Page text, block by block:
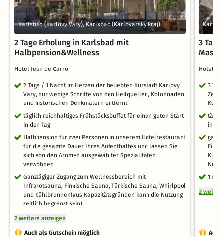
Karlsbad (Karlovy Vary), Karlsbad (Karlovarský kraj)
2 Tage Erholung in Karlsbad mit
Halbpension&Wellness
Hotel Jean de Carro
2 Tage / 1 Nacht im Herzen der beliebten Kurstadt Karlovy
Vary, nur wenige Schritte von den Heilquellen, Kolonnaden
und historischen Denkmälern entfernt
täglich reichhaltiges Frühstücksbuffet für einen guten Start
in den Tag
Halbpension für zwei Personen in unserem Hotelrestaurant
für die gesamte Dauer Ihres Aufenthaltes und lassen Sie
sich von den Aromen ausgewählter Spezialitäten
verwöhnen
Ganztägiger Zugang zum Wellnessbereich mit
Infrarotsauna, Finnische Sauna, Türkische Sauna, Whirlpool
und Kühlbrunnen(aus Kapazitätsgründen kann die Nutzung
zeitlich begrenzt sein).
2 weitere anzeigen
Auch als Gutschein möglich
3
Hotel
3
1 x
2